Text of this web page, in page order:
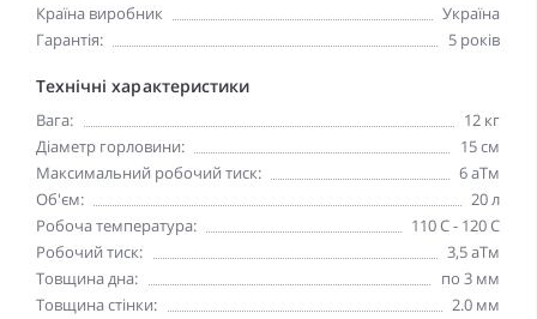
Країна виробник
Україна
Гарантія:
5 років
Технічні характеристики
Вага:
12 кг
Діаметр горловини:
15 см
Максимальний робочий тиск:
6 аТм
Об'єм:
20 л
Робоча температура:
110 С - 120 С
Робочий тиск:
3,5 аТм
Товщина дна:
по 3 мм
Товщина стінки:
2.0 мм